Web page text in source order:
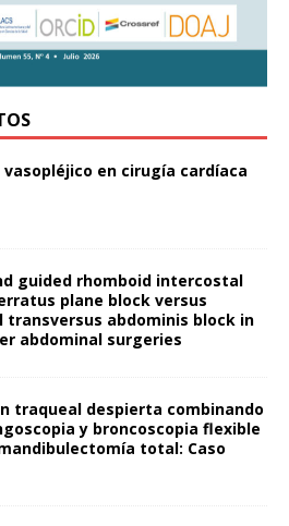
vasopléjico en cirugía cardíaca
guided rhomboid intercostal
plane block versus
transversus abdominis block in
abdominal surgeries
traqueal despierta combinando
y broncoscopia flexible
total: Caso